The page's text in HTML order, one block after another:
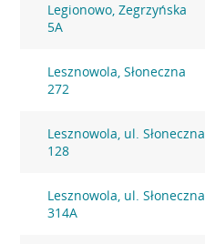
Legionowo, Zegrzyńska
5A
Lesznowola, Słoneczna
272
Lesznowola, ul. Słoneczna
128
Lesznowola, ul. Słoneczna
314A